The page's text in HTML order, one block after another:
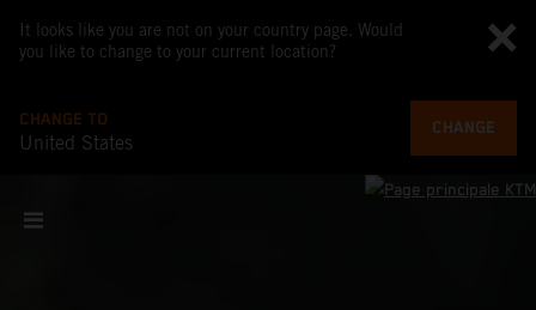
It looks like you are not on your country page. Would
you like to change to your current location?
CHANGE TO
United States
CHANGE